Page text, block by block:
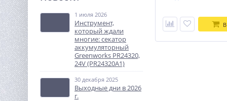
10 660руб.
%
1 июля 2026
Инструмент,
который ждали
многие: секатор
аккумуляторный
Greenworks PR24320,
24V (PR24320A1)
30 декабря 2025
Выходные дни в 2026
г.